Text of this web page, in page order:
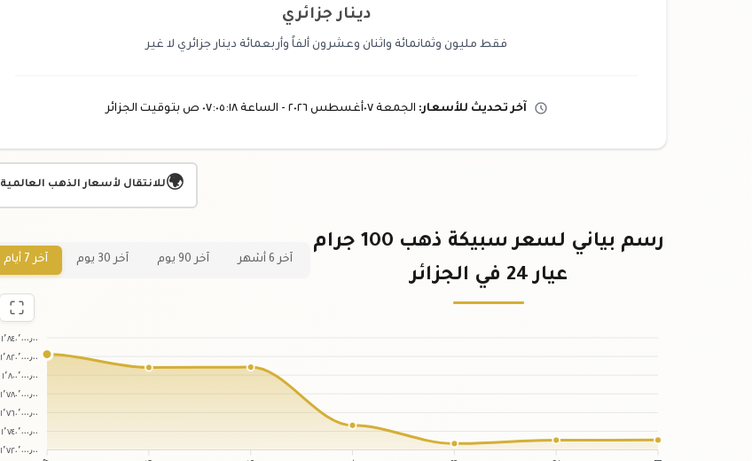
دينار جزائري
فقط مليون وثمانمائة واثنان وعشرون ألفاً وأربعمائة دينار جزائري لا غير
آخر تحديث للأسعار: الجمعة ٠٧ أغسطس ٢٠٢٦ - الساعة ٠٧:٠٥:١٨ ص بتوقيت الجزائر
🌍للانتقال لأسعار الذهب العالمية
رسم بياني لسعر سبيكة ذهب 100 جرام
عيار 24 في الجزائر
آخر 6 أشهر آخر 90 يوم آخر 30 يوم آخر 7 أيام
١٬٨٤٠٬٠٠٠٫٠٠
١٬٨٢٠٬٠٠٠٫٠٠
١٬٨٠٠٬٠٠٠٫٠٠
١٬٧٨٠٬٠٠٠٫٠٠
١٬٧٦٠٬٠٠٠٫٠٠
١٬٧٤٠٬٠٠٠٫٠٠
١٬٧٢٠٬٠٠٠٫٠٠